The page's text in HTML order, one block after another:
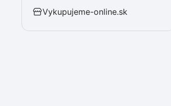
Vykupujeme-online.sk